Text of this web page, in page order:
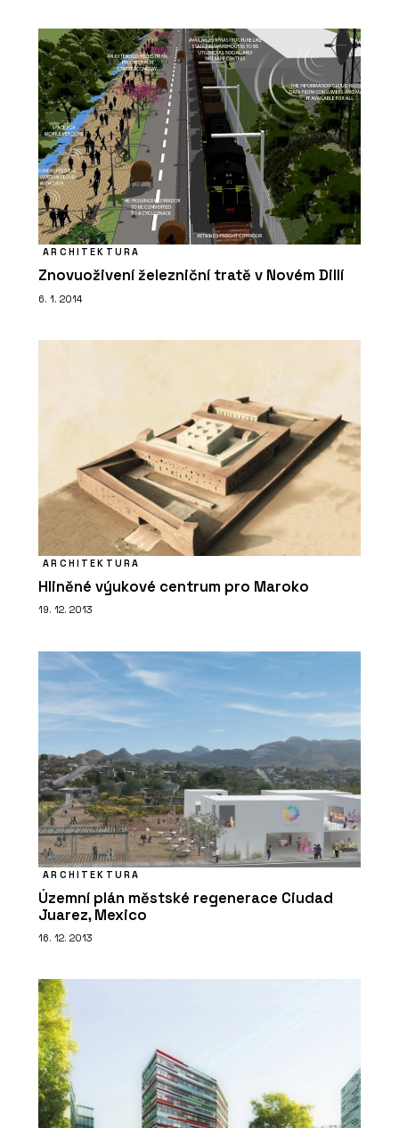
ARCHITEKTURA
Znovuoživení železniční tratě v Novém Dillí
6. 1. 2014
ARCHITEKTURA
Hliněné výukové centrum pro Maroko
19. 12. 2013
ARCHITEKTURA
Územní plán městské regenerace Ciudad
Juarez, Mexico
16. 12. 2013